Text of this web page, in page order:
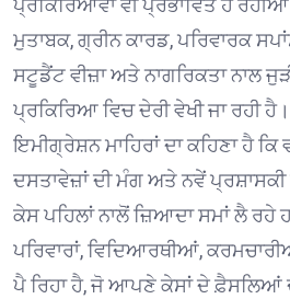
ਪ੍ਰਕਿਰਿਆਵਾਂ ਵੀ ਪ੍ਰਭਾਵਿਤ ਹੋ
ਮੁਤਾਬਕ, ਗ੍ਰੀਨ ਕਾਰਡ, ਪਰਿਵਾਰਕ
ਸਟੂਡੈਂਟ ਵੀਜ਼ਾ ਅਤੇ ਨਾਗਰਿਕਤਾ ਨਾਲ
ਪ੍ਰਕਿਰਿਆ ਵਿਚ ਦੇਰੀ ਵੇਖੀ ਜਾ ਰਹੀ ਹੈ।
ਇਮੀਗ੍ਰੇਸ਼ਨ ਮਾਹਿਰਾਂ ਦਾ ਕਹਿਣਾ ਹੈ
ਦਸਤਾਵੇਜ਼ਾਂ ਦੀ ਮੰਗ ਅਤੇ ਨਵੇਂ ਪ੍ਰਸ਼ਾਸਕੀ
ਕੇਸ ਪਹਿਲਾਂ ਨਾਲੋਂ ਜ਼ਿਆਦਾ ਸਮਾਂ ਲੈ ਰਹੇ
ਪਰਿਵਾਰਾਂ, ਵਿਦਿਆਰਥੀਆਂ,
ਪੈ ਰਿਹਾ ਹੈ, ਜੋ ਆਪਣੇ ਕੇਸਾਂ ਦੇ ਫ਼ੈਸਲਿਆਂ